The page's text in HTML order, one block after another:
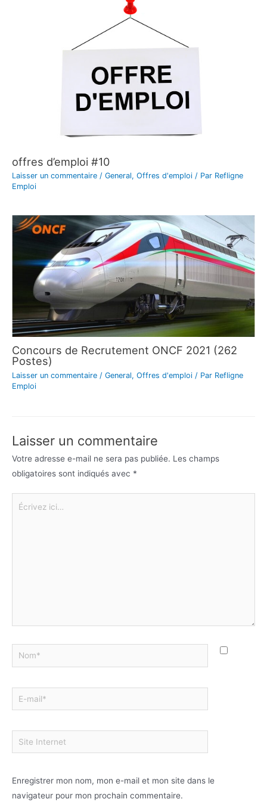
offres d’emploi #10
Laisser un commentaire / General, Offres d'emploi / Par Refligne
Emploi
Concours de Recrutement ONCF 2021 (262
Postes)
Laisser un commentaire / General, Offres d'emploi / Par Refligne
Emploi
Laisser un commentaire
Votre adresse e-mail ne sera pas publiée. Les champs
obligatoires sont indiqués avec *
Enregistrer mon nom, mon e-mail et mon site dans le
navigateur pour mon prochain commentaire.